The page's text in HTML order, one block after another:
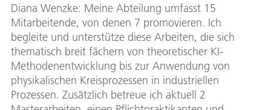
Diana Wenzke: Meine Abteilung umfasst 15
Mitarbeitende, von denen 7 promovieren. Ich
begleite und unterstütze diese Arbeiten, die sich
thematisch breit fächern von theoretischer KI-
Methodenentwicklung bis zur Anwendung von
physikalischen Kreisprozessen in industriellen
Prozessen. Zusätzlich betreue ich aktuell 2